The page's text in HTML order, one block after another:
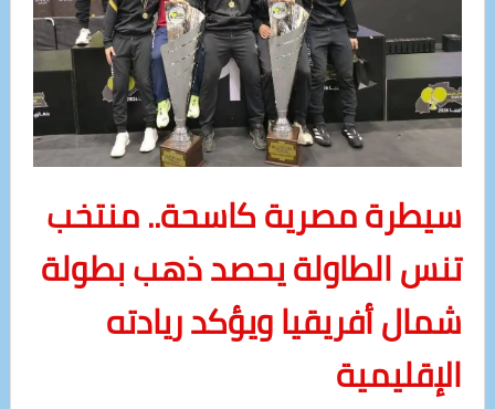
سيطرة مصرية كاسحة.. منتخب
تنس الطاولة يحصد ذهب بطولة
شمال أفريقيا ويؤكد ريادته
الإقليمية